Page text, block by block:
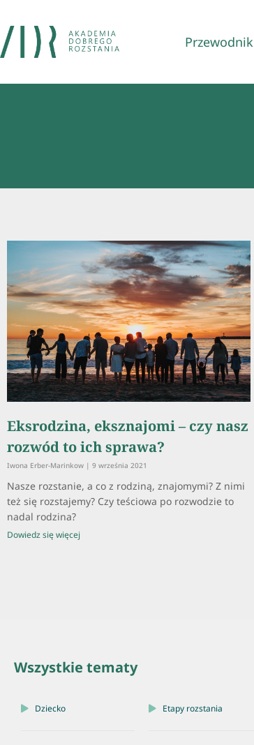
Przewodnik
Eksrodzina, eksznajomi – czy nasz
rozwód to ich sprawa?
Iwona Erber-Marinkow 9 września 2021
Nasze rozstanie, a co z rodziną, znajomymi? Z nimi
też się rozstajemy? Czy teściowa po rozwodzie to
nadal rodzina?
Dowiedz się więcej
Wszystkie tematy
Dziecko Etapy rozstania